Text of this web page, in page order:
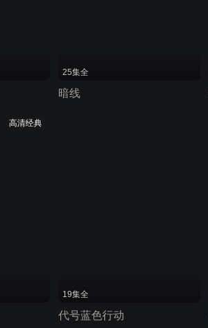
25集全
暗线
高清经典
19集全
代号蓝色行动